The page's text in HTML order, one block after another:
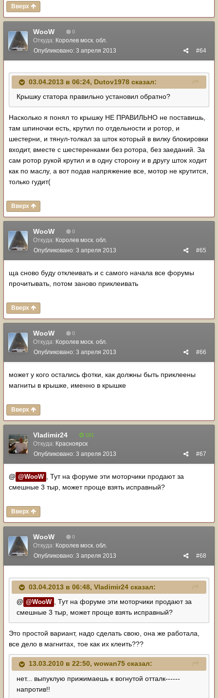
Вверх
WooW 0
Откуда: Королев моск. обл.
#64
Опубликовано: 3 апреля 2013
03.04.2013 в 06:24, Dutov1978 сказал:
Крышку статора правильно установил обратно?
Насколько я понял то крышку НЕ ПРАВИЛЬНО не поставишь,
там шпиночки есть, крутил по отдельности и ротор, и
шестерни, и тянул-толкал за шток который в вилку блокировки
входит, вместе с шестеренками без ротора, без заеданий. За
сам ротор рукой крутил и в одну сторону и в другу шток ходит
как по маслу, а вот подав напряжение все, мотор не крутится,
только гудит(
Вверх
WooW 0
Откуда: Королев моск. обл.
#65
Опубликовано: 3 апреля 2013
ща сново буду отклеивать и с самого начала все форумы
прочитывать, потом заново приклеивать
Вверх
WooW 0
Откуда: Королев моск. обл.
#66
Опубликовано: 3 апреля 2013
может у кого остались фотки, как должны быть приклеены
магниты в крышке, именно в крышке
Вверх
Vladimir24 181
Откуда: Красноярск
#67
Опубликовано: 3 апреля 2013
@ @WooW
, Тут на форуме эти моторчики продают за
смешные 3 тыр, может проще взять исправный?
Вверх
WooW 0
Откуда: Королев моск. обл.
#68
Опубликовано: 3 апреля 2013
03.04.2013 в 06:48, Vladimir24 сказал:
@ @WooW , Тут на форуме эти моторчики продают за
смешные 3 тыр, может проще взять исправный?
Это простой вариант, надо сделать свою, она же работала,
все дело в магнитах, тое как их клеить???
13.03.2010 в 22:50, wowan75 сказал:
нет... выпуклую прижимаешь к вогнутой отталк------
напротив!!